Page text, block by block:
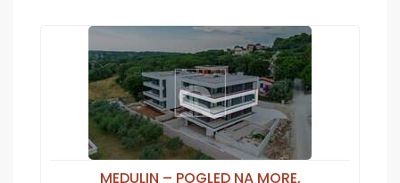
MEDULIN – POGLED NA MORE,